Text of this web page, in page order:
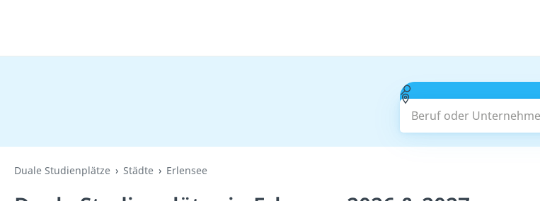
Beruf oder Unternehmen
Duale Studienplätze Städte Erlensee